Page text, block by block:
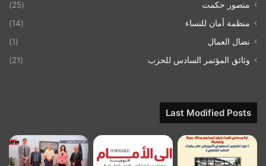
منصور حكمت
(25)
منظمة أمان للنساء
(14)
نضال العمال
(1)
وثائق المؤتمر السادس للحزب
(21)
Last Modified Posts